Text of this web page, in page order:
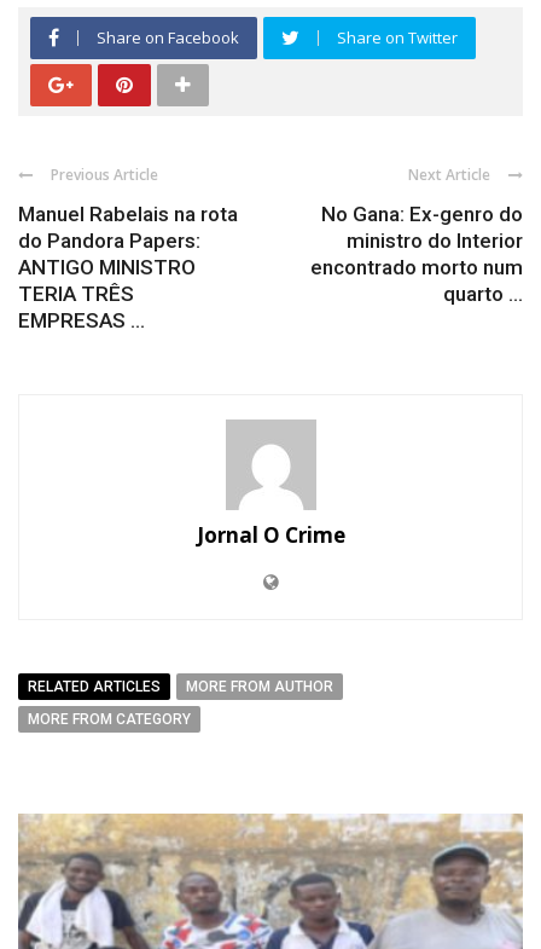
Share on Facebook Share on Twitter
Previous Article
Manuel Rabelais na rota
do Pandora Papers:
ANTIGO MINISTRO
TERIA TRÊS
EMPRESAS ...
Next Article
No Gana: Ex-genro do
ministro do Interior
encontrado morto num
quarto ...
Jornal O Crime
RELATED ARTICLES
MORE FROM AUTHOR
MORE FROM CATEGORY